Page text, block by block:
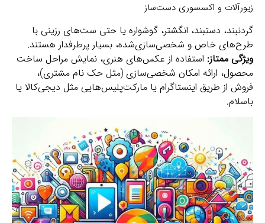
زیورآلات و اکسسوری دست‌ساز
گردنبند، دستبند، انگشتر، گوشواره یا حتی ست‌های رزینی با
طرح‌های خاص و شخصی‌سازی‌شده، بسیار پرطرفدار هستند.
ویژگی ممتاز: استفاده از عکس‌های هنری، نمایش مراحل ساخت
محصول، ارائه امکان شخصی‌سازی (مثل حک نام مشتری)،
فروش از طریق اینستاگرام یا مارکت‌پلیس‌هایی مثل دیجی‌کالا یا
باسلام.